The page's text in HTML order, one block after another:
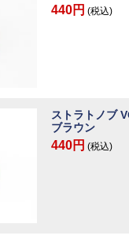
440円 (税込)
ストラトノブ
ブラウン
440円 (税込)